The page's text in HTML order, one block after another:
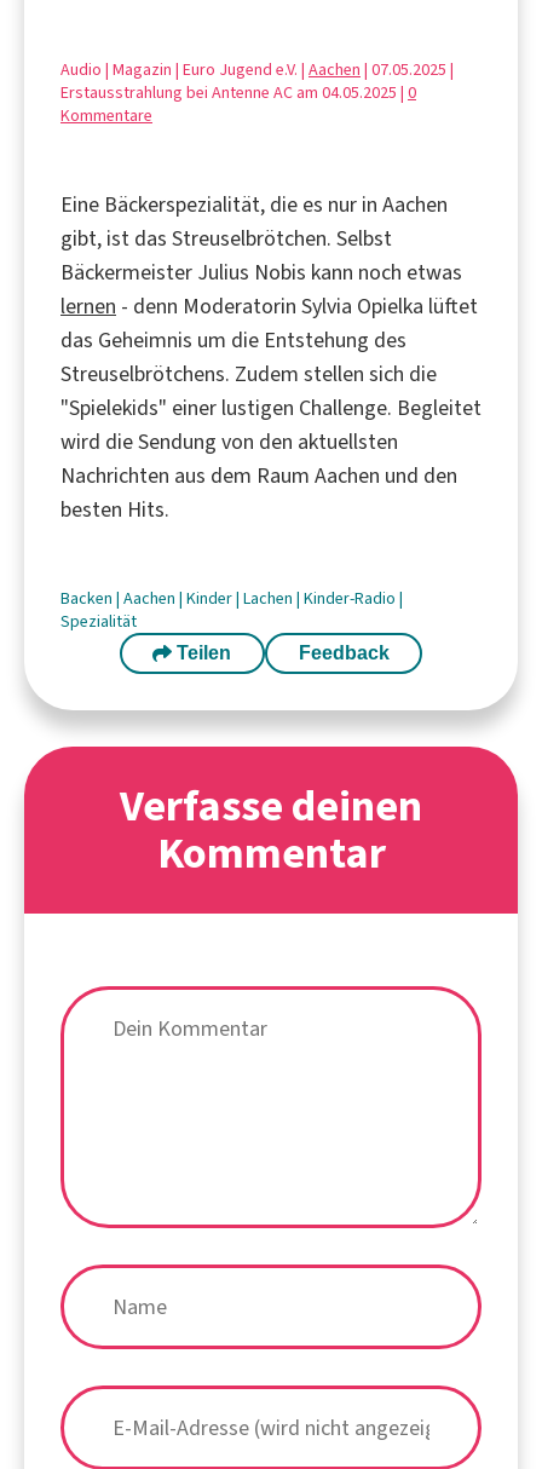
Audio | Magazin | Euro Jugend e.V. | Aachen | 07.05.2025 |
Erstausstrahlung bei Antenne AC am 04.05.2025 | 0
Kommentare
Eine Bäckerspezialität, die es nur in Aachen
gibt, ist das Streuselbrötchen. Selbst
Bäckermeister Julius Nobis kann noch etwas
lernen - denn Moderatorin Sylvia Opielka lüftet
das Geheimnis um die Entstehung des
Streuselbrötchens. Zudem stellen sich die
"Spielekids" einer lustigen Challenge. Begleitet
wird die Sendung von den aktuellsten
Nachrichten aus dem Raum Aachen und den
besten Hits.
Backen | Aachen | Kinder| Lachen | Kinder-Radio |
Spezialität
Teilen Feedback
Verfasse deinen
Kommentar